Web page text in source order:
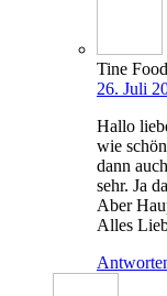
Tine
26. Juli
Hal­lo
wie
dann
sehr. Ja
Aber
Alles